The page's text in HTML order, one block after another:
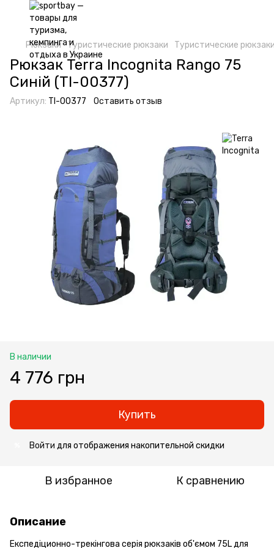
Рюкзаки Туристические рюкзаки Туристические
Рюкзак Terra Incognita Rango 75
Синій (TI-00377)
Артикул: TI-00377 Оставить отзыв
В наличии
4 776 грн
Купить
Войти для отображения накопительной скидки
В избранное К сравнению
Описание
Експедіционно-трекінгова серія рюкзаків об'ємом 75L для